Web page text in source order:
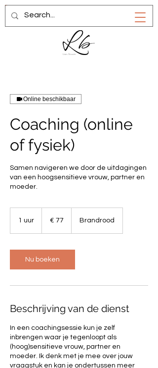
Online beschikbaar
Coaching (online
of fysiek)
Samen navigeren we door de uitdagingen
van een hoogsensitieve vrouw, partner en
moeder.
1 uur € 77 Brandrood
Nu boeken
Beschrijving van de dienst
In een coachingsessie kun je zelf
inbrengen waar je tegenloopt als
(hoog)sensitieve vrouw, partner en
moeder. Ik denk met je mee over jouw
vraagstuk en kan je ondertussen meer